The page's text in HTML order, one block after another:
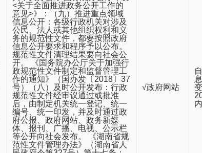
<关于全面推进政务公开工作的
意见>》：（九）推进重点领域
信息公开：各级行政机关对涉及
公民、法人或其他组织权利和义
务的规范性文件，都要按照政府
信息公开要求和程序予以公布。
规范性文件清理结果要向社会公
开。 《国务院办公厅关于加强行
政规范性文件制定和监督管理工
作的通知》（国办发〔2018〕37
号）（八）及时公开发布：行政
规范性文件经审议通过或批准
后，由制定机关统一登记、统一
编号、统一印发，并及时通过政
府公报、政府网站、政务新媒
体、报刊、广播、电视、公示栏
等公开向社会发布。 《湖南省规
范性文件管理办法》（湖南省人
√政府网站
内